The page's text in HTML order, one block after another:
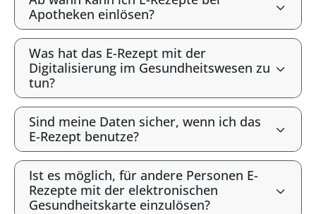
Apotheken einlösen?
Was hat das E-Rezept mit der
Digitalisierung im Gesundheitswesen zu
tun?
Sind meine Daten sicher, wenn ich das
E-Rezept benutze?
Ist es möglich, für andere Personen E-
Rezepte mit der elektronischen
Gesundheitskarte einzulösen?